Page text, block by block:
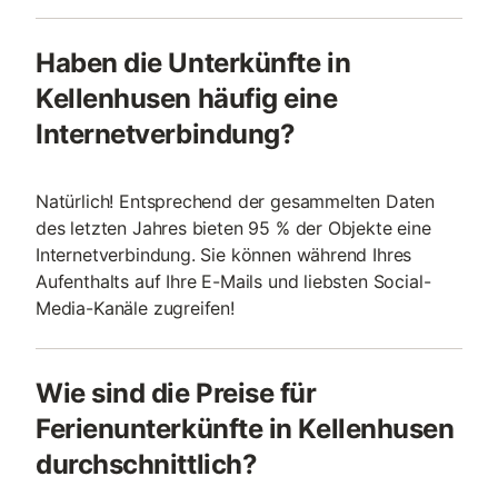
Haben die Unterkünfte in
Kellenhusen häufig eine
Internetverbindung?
Natürlich! Entsprechend der gesammelten Daten
des letzten Jahres bieten 95 % der Objekte eine
Internetverbindung. Sie können während Ihres
Aufenthalts auf Ihre E-Mails und liebsten Social-
Media-Kanäle zugreifen!
Wie sind die Preise für
Ferienunterkünfte in Kellenhusen
durchschnittlich?